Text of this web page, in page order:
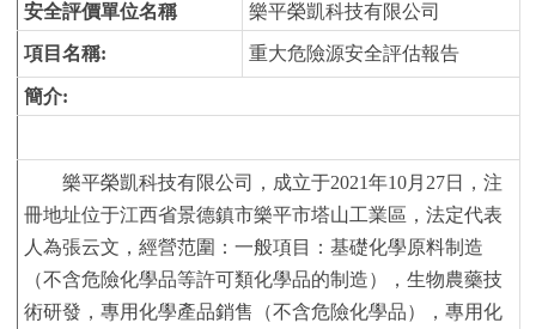
安全評價單位名稱 樂平榮凱科技有限公司
項目名稱: 重大危險源安全評估報告
簡介:
樂平榮凱科技有限公司，成立于2021年10月27日，注
冊地址位于江西省景德鎮市樂平市塔山工業區，法定代表
人為張云文，經營范圍：一般項目：基礎化學原料制造
（不含危險化學品等許可類化學品的制造），生物農藥技
術研發，專用化學產品銷售（不含危險化學品），專用化